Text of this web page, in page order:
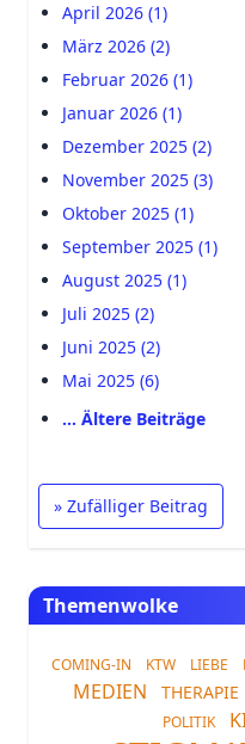
April 2026 (1)
März 2026 (2)
Februar 2026 (1)
Januar 2026 (1)
Dezember 2025 (2)
November 2025 (3)
Oktober 2025 (1)
September 2025 (1)
August 2025 (1)
Juli 2025 (2)
Juni 2025 (2)
Mai 2025 (6)
… Ältere Beiträge
» Zufälliger Beitrag
Themenwolke
COMING-IN KTW LIEBE
MEDIEN
THERAPIE
POLITIK